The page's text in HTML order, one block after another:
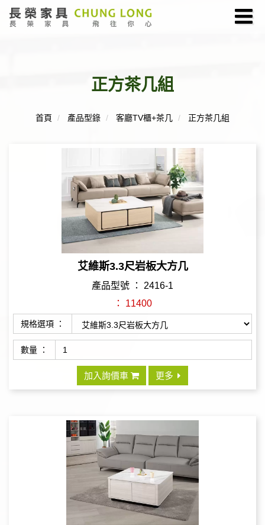
正方茶几組
首頁 產品型錄 客廳TV櫃+茶几 正方茶几組
艾維斯3.3尺岩板大方几
產品型號 ： 2416-1
： 11400
規格選項 ：
數量 ：
加入詢價車 更多